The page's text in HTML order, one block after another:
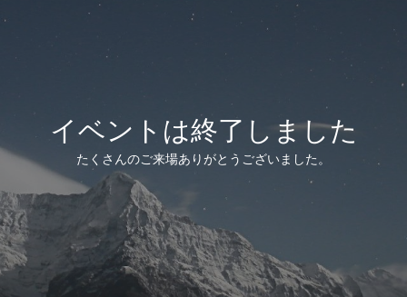
イベントは終了しました
たくさんのご来場ありがとうございました。